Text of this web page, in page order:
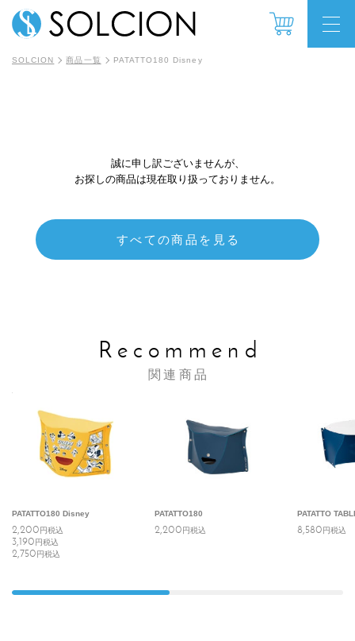
SOLCION 商品一覧 PATATTO180 Disney
誠に申し訳ございませんが、
お探しの商品は現在取り扱っておりません。
すべての商品を見る
Recommend
関連商品
PATATTO180 Disney
2,200円税込
3,190円税込
2,750円税込
PATATTO180
2,200円税込
PATATTO
8,580円税込